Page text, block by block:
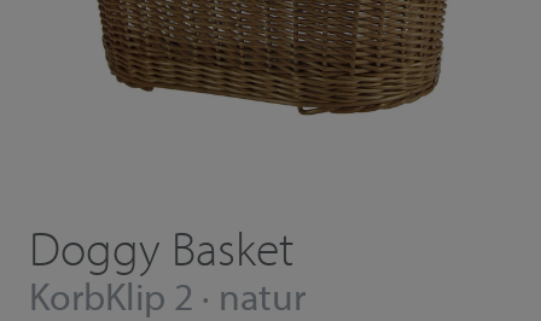
Doggy Basket
KorbKlip 2 · natur